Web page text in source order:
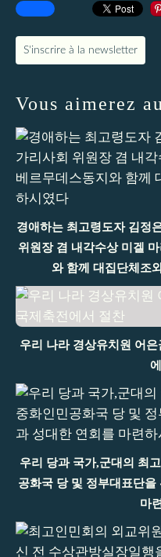
S'inscrire à la newsletter
Vous aimerez
경애하는 최고령도자 김정
위원장 겸 내각수상 미겔
와 함께 대집단체조
우리 나라 경상유치원 어
우리 당과 국가,군대의 최
공화국 당 및 정부대표단
마